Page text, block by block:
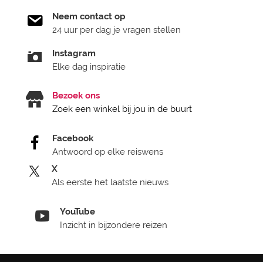
Neem contact op
24 uur per dag je vragen stellen
Instagram
Elke dag inspiratie
Bezoek ons
Zoek een winkel bij jou in de buurt
Facebook
Antwoord op elke reiswens
X
Als eerste het laatste nieuws
YouTube
Inzicht in bijzondere reizen